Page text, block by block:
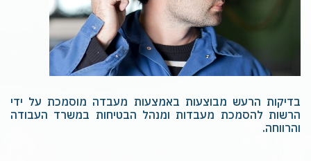
בדיקות הרעש מבוצעות באמצעות מעבדה מוסמכת על ידי
הרשות להסמכת מעבדות ומנהל הבטיחות במשרד העבודה
והרווחה.